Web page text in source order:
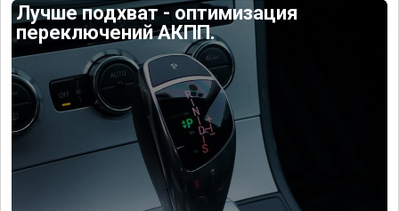
Лучше подхват - оптимизация
переключений АКПП.